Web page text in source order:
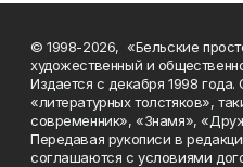
© 1998-2026, «Бельские
художественный и
Издается с декабря 1998 года.
«литературных толстяков»,
современник», «Знамя»,
Передавая рукописи в
соглашаются с условиями